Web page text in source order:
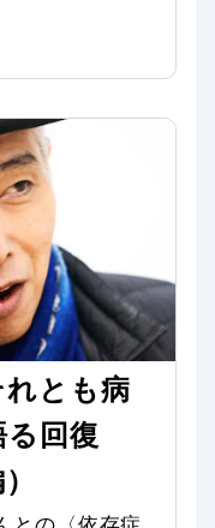
とも病
回復